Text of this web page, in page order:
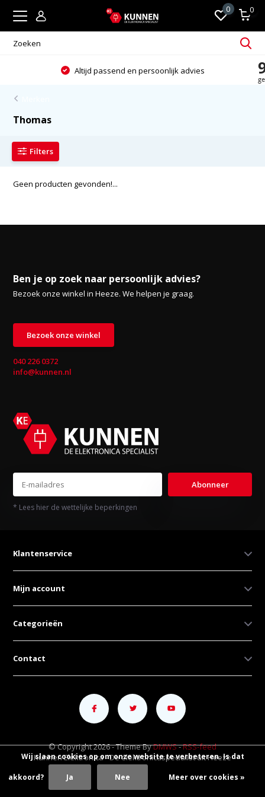
0 0
Altijd passend en persoonlijk advies
Thomas
Filters
Geen producten gevonden!...
Ben je op zoek naar persoonlijk advies?
Bezoek onze winkel in Heeze. We helpen je graag.
Bezoek onze winkel
040 226 0372
info@kunnen.nl
Abonneer
* Lees hier de wettelijke beperkingen
Klantenservice
Mijn account
Categorieën
Contact
© Copyright 2026 - Theme ByDMWS-RSS-feed
Kunnen Elektronica - De elektronicaspecialist uit Heeze
Wij slaan cookies op om onze website te verbeteren. Is dat
akkoord? Ja Nee Meer over cookies »